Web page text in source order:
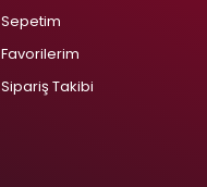
Sepetim
Favorilerim
Sipariş Takibi